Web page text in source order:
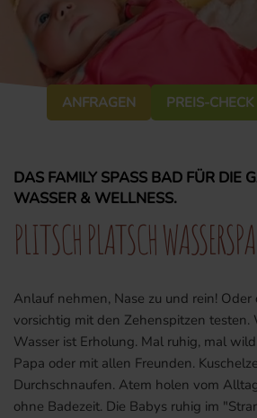
ANFRAGEN PREIS-CHECK
DAS FAMILY SPASS BAD FÜR DIE
WASSER & WELLNESS.
PLITSCH PLATSCH
Anlauf nehmen, Nase zu und rein!
vorsichtig mit den Zehenspitzen testen.
Wasser ist Erholung. Mal ruhig, mal
Papa oder mit allen Freunden.
Durchschnaufen. Atem holen vom
ohne Badezeit. Die Babys ruhig im